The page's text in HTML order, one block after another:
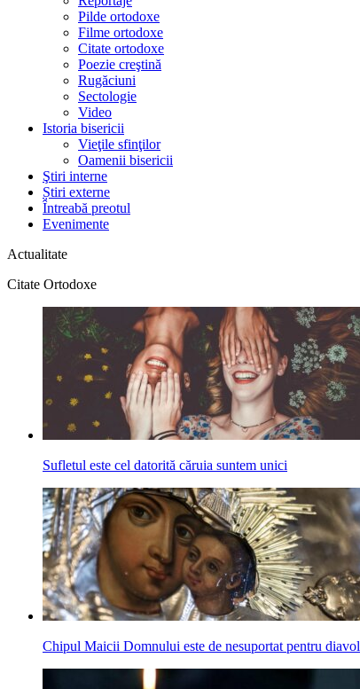
Pilde ortodoxe
Filme ortodoxe
Citate ortodoxe
Poezie creştină
Rugăciuni
Sectologie
Video
Istoria bisericii
Vieţile sfinţilor
Oamenii bisericii
Ştiri interne
Știri externe
Întreabă preotul
Evenimente
Actualitate
Citate Ortodoxe
Sufletul este cel datorită căruia suntem unici
Chipul Maicii Domnului este de nesuportat pentru diavol